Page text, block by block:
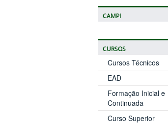
CAMPI
CURSOS
Cursos Técnicos
EAD
Formação Inicial e
Continuada
Curso Superior